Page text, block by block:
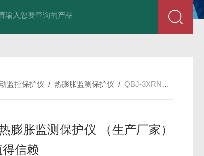
膨胀变送器 NE3941E轴承振动速度变送器 NE3951E轴承
监控保护仪 /热膨胀监测保护仪 /QBJ-3XRN，DF9032型智能化热膨胀监测保护仪 （生产厂家）销量*，值得信赖
膨胀监测保护仪 （生产厂家）
信赖